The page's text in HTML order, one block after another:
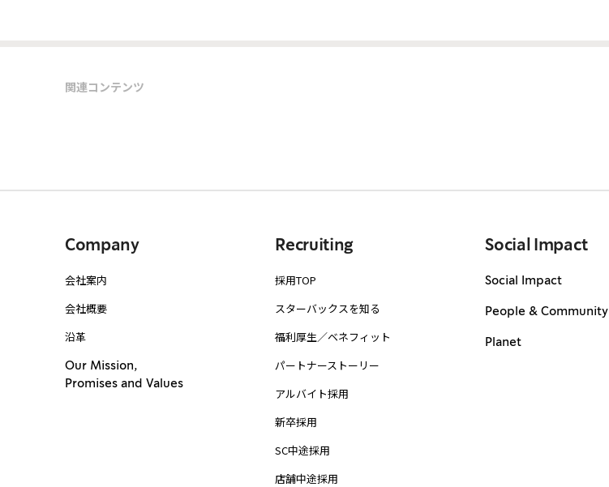
関連コンテンツ
Company
会社案内
会社概要
沿革
Our Mission,
Promises and Values
Recruiting
採用TOP
スターバックスを知る
福利厚生／ベネフィット
パートナーストーリー
アルバイト採用
新卒採用
SC中途採用
店舗中途採用
Social Impact
Social Impact
People & Community
Planet